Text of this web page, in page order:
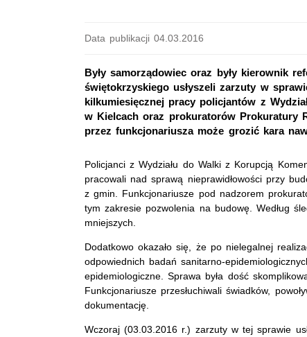
Data publikacji 04.03.2016
Były samorządowiec oraz były kierownik
świętokrzyskiego usłyszeli zarzuty w
kilkumiesięcznej pracy policjantów z
w Kielcach oraz prokuratorów Prokuratury
przez funkcjonariusza może grozić kara
Policjanci z Wydziału do Walki z Korupcją
pracowali nad sprawą nieprawidłowości przy
z gmin. Funkcjonariusze pod nadzorem
tym zakresie pozwolenia na budowę. Według
mniejszych.
Dodatkowo okazało się, że po nielegalnej
odpowiednich badań sanitarno-
epidemiologiczne.Sprawa była dość
Funkcjonariusze przesłuchiwali świadków,
dokumentację.
Wczoraj (03.03.2016 r.) zarzuty w tej sprawie